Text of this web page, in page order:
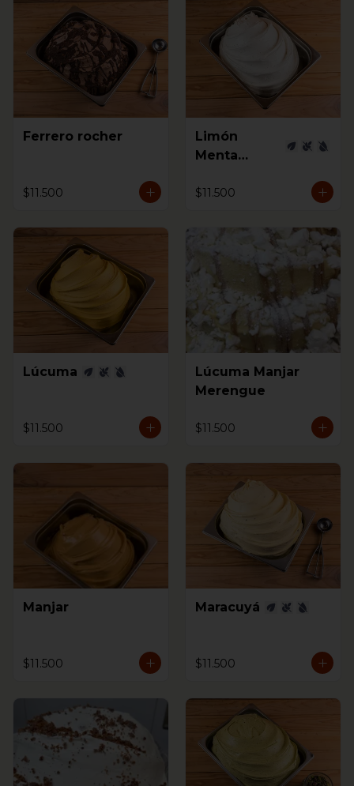
Ferrero rocher
$11.500
Limón
Menta
$11.500
Lúcuma
$11.500
Lúcuma Manjar
Merengue
$11.500
Manjar
$11.500
Maracuyá
$11.500